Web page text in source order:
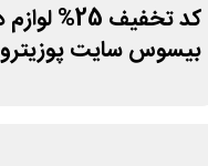
کد تخفیف
بیسوس سایت